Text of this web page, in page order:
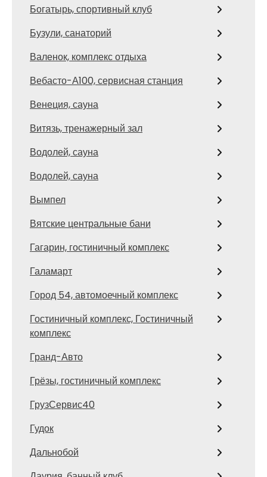
Богатырь, спортивный клуб
Бузули, санаторий
Валенок, комплекс отдыха
Вебасто-А100, сервисная станция
Венеция, сауна
Витязь, тренажерный зал
Водолей, сауна
Водолей, сауна
Вымпел
Вятские центральные бани
Гагарин, гостиничный комплекс
Галамарт
Город 54, автомоечный комплекс
Гостиничный комплекс, Гостиничный
комплекс
Гранд-Авто
Грёзы, гостиничный комплекс
ГрузСервис40
Гудок
Дальнобой